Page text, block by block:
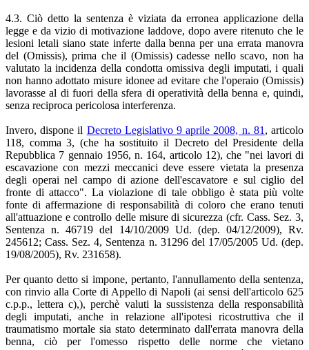
4.3. Ciò detto la sentenza è viziata da erronea applicazione della
legge e da vizio di motivazione laddove, dopo avere ritenuto che le
lesioni letali siano state inferte dalla benna per una errata manovra
del (Omissis), prima che il (Omissis) cadesse nello scavo, non ha
valutato la incidenza della condotta omissiva degli imputati, i quali
non hanno adottato misure idonee ad evitare che l'operaio (Omissis)
lavorasse al di fuori della sfera di operatività della benna e, quindi,
senza reciproca pericolosa interferenza.
Invero, dispone il Decreto Legislativo 9 aprile 2008, n. 81 , articolo
118, comma 3, (che ha sostituito il Decreto del Presidente della
Repubblica 7 gennaio 1956, n. 164, articolo 12), che "nei lavori di
escavazione con mezzi meccanici deve essere vietata la presenza
degli operai nel campo di azione dell'escavatore e sul ciglio del
fronte di attacco". La violazione di tale obbligo è stata più volte
fonte di affermazione di responsabilità di coloro che erano tenuti
all'attuazione e controllo delle misure di sicurezza (cfr. Cass. Sez. 3,
Sentenza n. 46719 del 14/10/2009 Ud. (dep. 04/12/2009), Rv.
245612; Cass. Sez. 4, Sentenza n. 31296 del 17/05/2005 Ud. (dep.
19/08/2005), Rv. 231658).
Per quanto detto si impone, pertanto, l'annullamento della sentenza,
con rinvio alla Corte di Appello di Napoli (ai sensi dell'articolo 625
c.p.p., lettera c),), perchè valuti la sussistenza della responsabilità
degli imputati, anche in relazione all'ipotesi ricostruttiva che il
traumatismo mortale sia stato determinato dall'errata manovra della
benna, ciò per l'omesso rispetto delle norme che vietano